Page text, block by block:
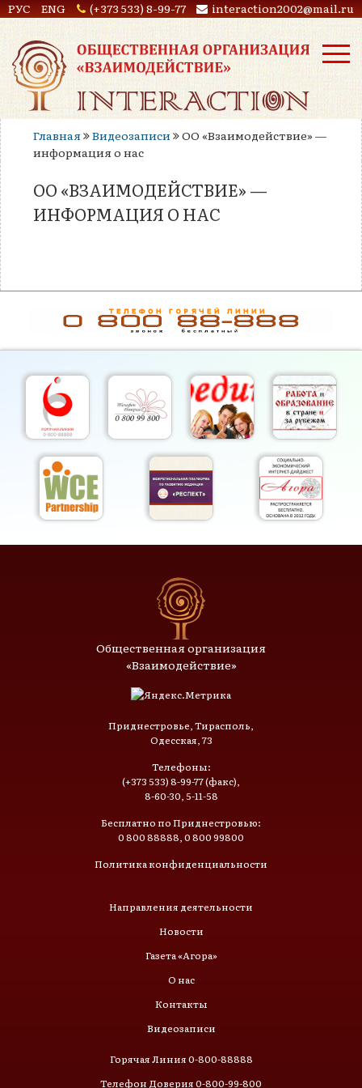
РУС ENG (+373 533) 8-99-77 interaction2002@mail.ru
Главная Видеозаписи
ОО «Взаимодействие» —
информация о нас
ОО «ВЗАИМОДЕЙСТВИЕ» —
ИНФОРМАЦИЯ О НАС
Общественная организация
«Взаимодействие»
Приднестровье, Тирасполь,
Одесская, 73
Телефоны:
(+373 533) 8-99-77 (факс),
8-60-30, 5-11-58
Бесплатно по Приднестровью:
0 800 88888, 0 800 99800
Политика конфиденциальности
Направления деятельности
Новости
Газета «Агора»
О нас
Контакты
Видеозаписи
Горячая Линия 0-800-88888
Телефон Доверия 0-800-99-800